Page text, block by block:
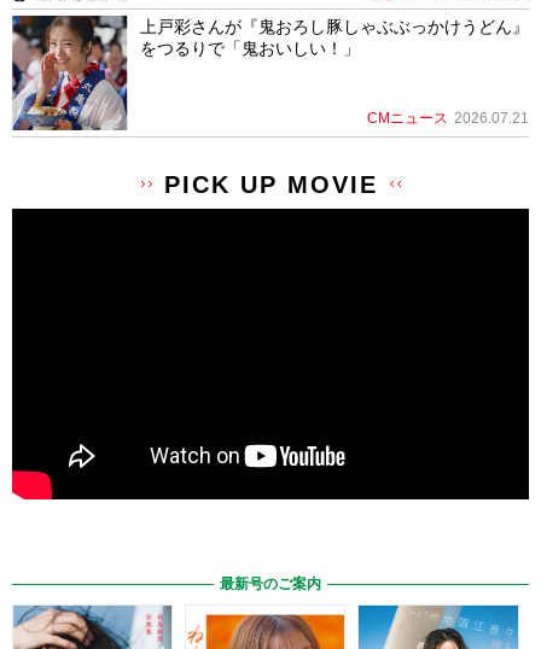
上戸彩さんが『鬼おろし豚しゃぶぶっかけうどん』
をつるりで「鬼おいしい！」
CMニュース 2026.07.21
PICK UP MOVIE
最新号のご案内